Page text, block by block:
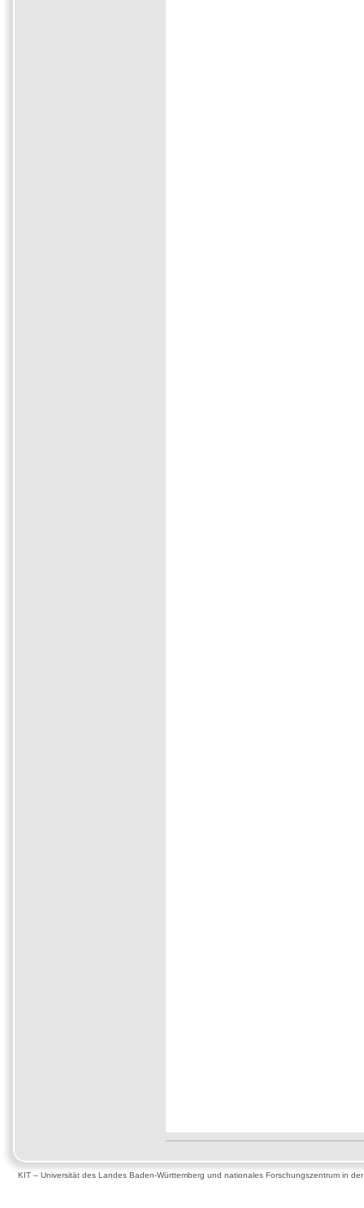
KIT – Universität des Landes Baden-Württemberg und nationales Forschungszentrum in